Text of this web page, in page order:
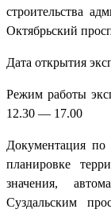
строительства
Октябрьский
Дата открытия
Режим работы
12.30 — 17.00
Документация
планировке
значения,
Суздальским